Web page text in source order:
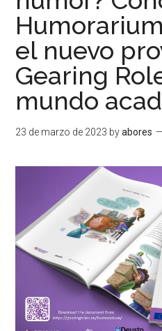
el nuevo
Gearing
mundo
23 de marzo de 2023 byabores